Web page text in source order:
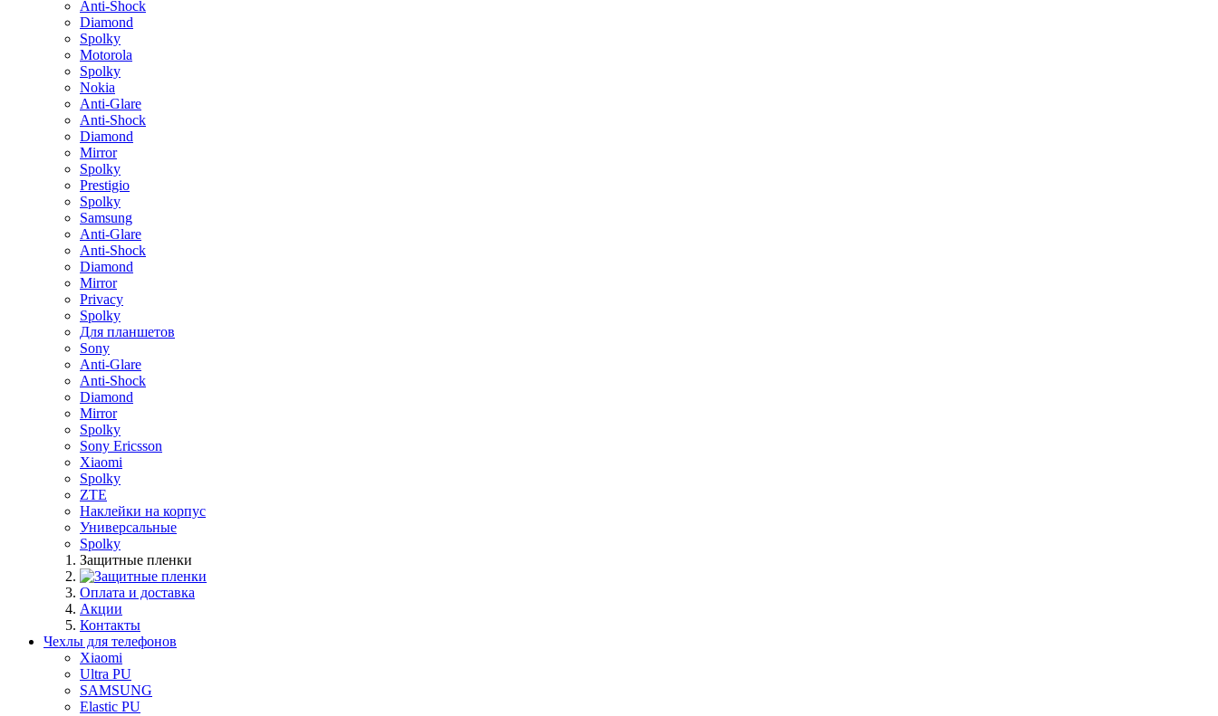
Anti-Shock
Diamond
Spolky
Motorola
Spolky
Nokia
Anti-Glare
Anti-Shock
Diamond
Mirror
Spolky
Prestigio
Spolky
Samsung
Anti-Glare
Anti-Shock
Diamond
Mirror
Privacy
Spolky
Для планшетов
Sony
Anti-Glare
Anti-Shock
Diamond
Mirror
Spolky
Sony Ericsson
Xiaomi
Spolky
ZTE
Наклейки на корпус
Универсальные
Spolky
Защитные пленки
Оплата и доставка
Акции
Контакты
Чехлы для телефонов
Xiaomi
Ultra PU
SAMSUNG
Elastic PU